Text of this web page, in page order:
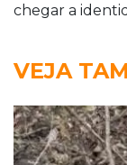
chegar a
VEJA